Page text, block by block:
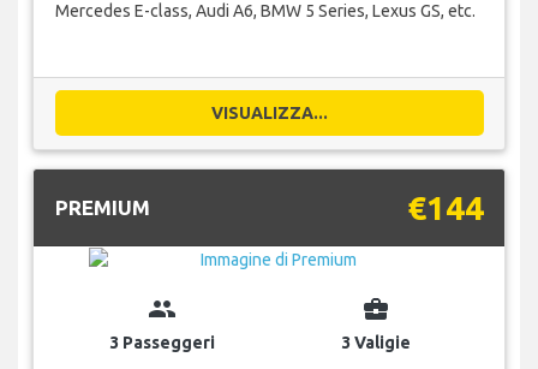
Mercedes E-class, Audi A6, BMW 5 Series, Lexus GS, etc.
VISUALIZZA...
PREMIUM €144
group
3 Passeggeri
business_center
3 Valigie